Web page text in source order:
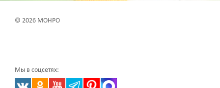
© 2026 МОНРО
Мы в соцсетях: